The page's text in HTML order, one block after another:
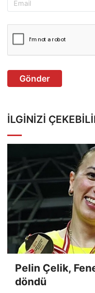
Gönder
İLGINIZI ÇEKEBILIR
döndü